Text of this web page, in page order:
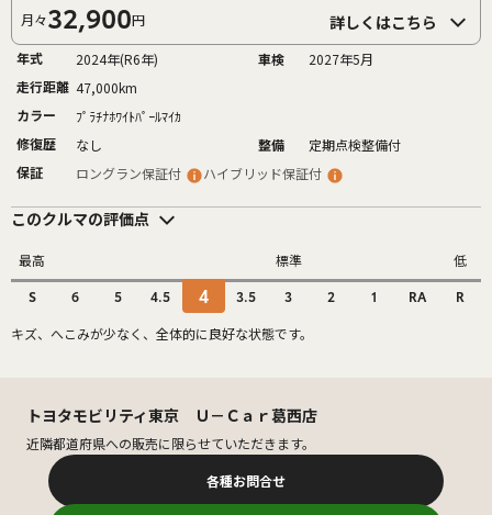
月々32,900円 詳しくはこちら
年式 2024年(R6年) 車検
2027年5月
走行距離 47,000km
カラー
ﾌﾟﾗﾁﾅﾎﾜｲﾄﾊﾟｰﾙﾏｲｶ
修復歴
なし 整備
定期点検整備付
保証
ロングラン保証付 ハイブリッド保証付
このクルマの評価点
最高 標準 低
S 6 5 4.5 4 3.5 3 2 1 RA R
キズ、へこみが少なく、全体的に良好な状態です。
トヨタモビリティ東京 Ｕ－Ｃａｒ葛西店
近隣都道府県への販売に限らせていただきます。
各種お問合せ